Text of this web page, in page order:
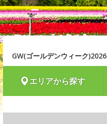
GW(ゴールデンウィーク)2026
エリアから探す